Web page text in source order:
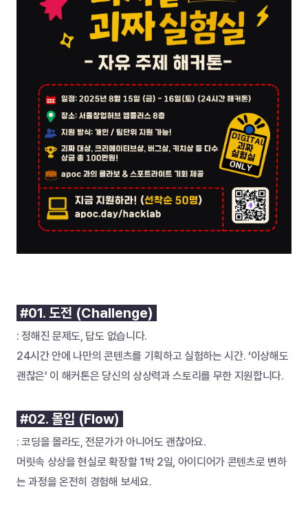
#01. 도전 (Challenge)
: 정해진 문제도, 답도 없습니다.
24시간 안에 나만의 콘텐츠를 기획하고 실험하는 시간. ‘이상해도
괜찮은’ 이 해커톤은 당신의 상상력과 스토리를 무한 지원합니다.
#02. 몰입 (Flow)
: 코딩을 몰라도, 전문가가 아니어도 괜찮아요.
머릿속 상상을 현실로 확장할 1박 2일, 아이디어가 콘텐츠로 변하
는 과정을 온전히 경험해 보세요.